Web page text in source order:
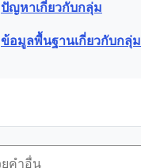
ปัญหาเกี่ยวกับกลุ่ม
ข้อมูลพื้นฐานเกี่ยวกับกลุ่ม